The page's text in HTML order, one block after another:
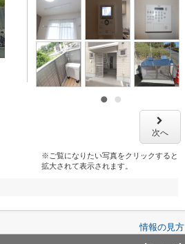
次へ
※ご覧になりたい写真をクリックすると
拡大されて表示されます。
情報の見方